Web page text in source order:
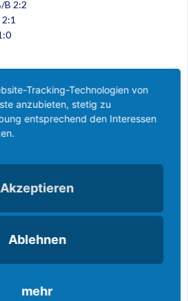
B 2:2
B/B II 1:0
Becker, Reibeholz, Wansel,
in
SV
Reserve mit zweitem Platz
Tracking-Technologien von
anzubieten, stetig zu
entsprechend den Interessen
Akzeptieren
Ablehnen
mehr